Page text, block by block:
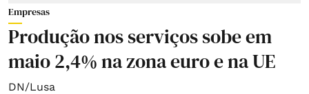
Empresas
Produção nos serviços sobe em
maio 2,4% na zona euro e na UE
DN/Lusa